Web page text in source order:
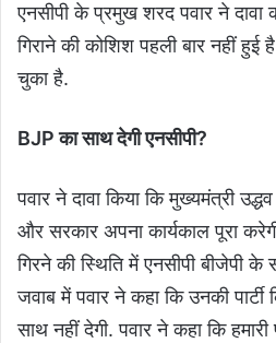
एनसीपी के प्रमुख शरद पवार ने
गिराने की कोशिश पहली बार नहीं हुई
चुका है.
BJP का साथ देगी एनसीपी?
पवार ने दावा किया कि मुख्यमंत्री
और सरकार अपना कार्यकाल पूरा
गिरने की स्थिति में एनसीपी बीजेपी
जवाब में पवार ने कहा कि उनकी पार्टी
साथ नहीं देगी. पवार ने कहा कि हमारी